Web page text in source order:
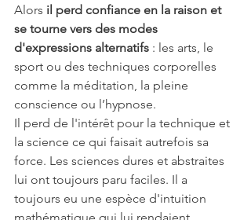
Alors il perd confiance en la raison et
se tourne vers des modes
d'expressions alternatifs : les arts, le
sport ou des techniques corporelles
comme la méditation, la pleine
conscience ou l’hypnose.
Il perd de l'intérêt pour la technique et
la science ce qui faisait autrefois sa
force. Les sciences dures et abstraites
lui ont toujours paru faciles. Il a
toujours eu une espèce d'intuition